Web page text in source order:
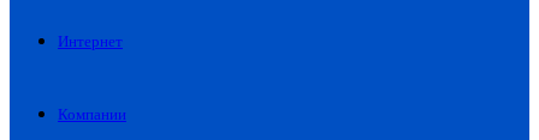
Интернет
Компании